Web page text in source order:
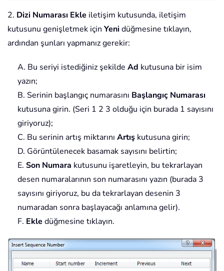
2. Dizi Numarası Ekle iletişim kutusunda, iletişim
kutusunu genişletmek için Yeni düğmesine tıklayın,
ardından şunları yapmanız gerekir:
A. Bu seriyi istediğiniz şekilde Ad kutusuna bir isim
yazın;
B. Serinin başlangıç numarasını Başlangıç Numarası
kutusuna girin. (Seri 1 2 3 olduğu için burada 1 sayısını
giriyoruz);
C. Bu serinin artış miktarını Artış kutusuna girin;
D. Görüntülenecek basamak sayısını belirtin;
E. Son Numara kutusunu işaretleyin, bu tekrarlayan
desen numaralarının son numarasını yazın (burada 3
sayısını giriyoruz, bu da tekrarlayan desenin 3
numaradan sonra başlayacağı anlamına gelir).
F. Ekle düğmesine tıklayın.